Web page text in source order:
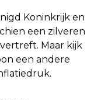
Koninkrijk en
een zilveren
Maar kijk
een andere